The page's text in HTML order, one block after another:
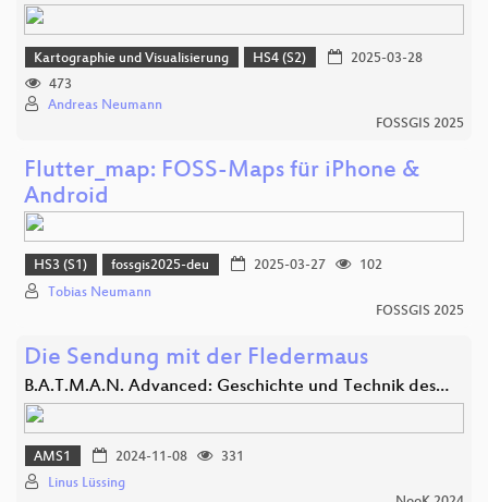
Kartographie und Visualisierung HS4 (S2)
2025-03-28
473
Andreas Neumann
FOSSGIS 2025
Flutter_map: FOSS-Maps für iPhone &
Android
HS3 (S1) fossgis2025-deu 2025-03-27
102
Tobias Neumann
FOSSGIS 2025
Die Sendung mit der Fledermaus
B.A.T.M.A.N. Advanced: Geschichte und Technik des…
AMS1 2024-11-08
331
Linus Lüssing